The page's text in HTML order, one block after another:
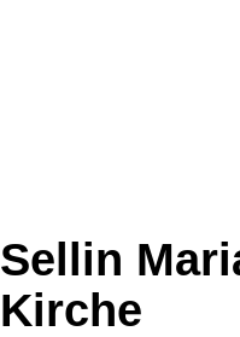
Sellin
Kirche